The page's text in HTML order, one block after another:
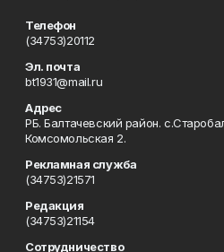
Телефон
(34753)20112
Эл. почта
bt1931@mail.ru
Адрес
РБ. Балтачевский район.
Комсомольская 2.
Рекламная служба
(34753)21571
Редакция
(34753)21154
Сотрудничество